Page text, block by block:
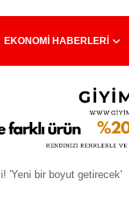
EKONOMI HABERLERI
'Yeni bir boyut getirecek'